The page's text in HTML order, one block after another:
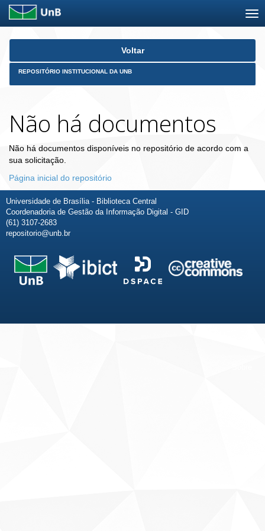
Skip
Voltar
REPOSITÓRIO INSTITUCIONAL DA UNB
Não há documentos
Não há documentos disponíveis no repositório de acordo com a
sua solicitação.
Página inicial do repositório
Universidade de Brasília - Biblioteca Central
Coordenadoria de Gestão da Informação Digital - GID
(61) 3107-2683
repositorio@unb.br